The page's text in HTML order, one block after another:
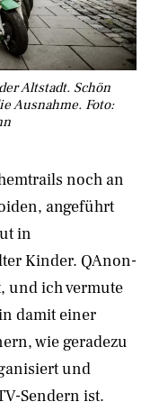
Altstadt. Schön
Ausnahme. Foto:
noch an
angeführt
in
Kinder. QAnon-
und ich vermute
damit einer
wie geradezu
und
Sendern ist.